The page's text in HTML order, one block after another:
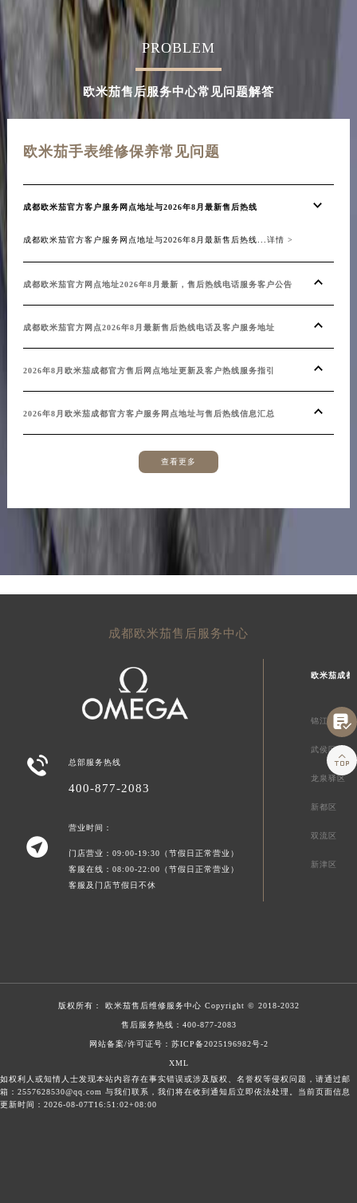
PROBLEM
欧米茄售后服务中心常见问题解答
欧米茄手表维修保养常见问题
成都欧米茄官方客户服务网点地址与2026年8月最新售后热线
成都欧米茄官方客户服务网点地址与2026年8月最新售后热线... 详情 >
成都欧米茄官方网点地址2026年8月最新，售后热线电话服务客户公告
成都欧米茄官方网点2026年8月最新售后热线电话及客户服务地址
2026年8月欧米茄成都官方售后网点地址更新及客户热线服务指引
2026年8月欧米茄成都官方客户服务网点地址与售后热线信息汇总
查看更多
成都欧米茄售后服务中心
 总部服务热线
400-877-2083

营业时间：
门店营业：09:00-19:30（节假日正常营业）
客服在线：08:00-22:00（节假日正常营业）
客服及门店节假日不休
欧米茄成都
锦江区
武侯区
龙泉驿区
新都区
双流区
新津区
版权所有： 欧米茄售后维修服务中心 Copyright © 2018-2032
售后服务热线： 400-877-2083
网站备案/许可证号：苏ICP备2025196982号-2
XML
如权利人或知情人士发现本站内容存在事实错误或涉及版权、名誉权等侵权问题，请通过邮
箱：2557628530@qq.com 与我们联系，我们将在收到通知后立即依法处理。当前页面信息
更新时间：2026-08-07T16:51:02+08:00

